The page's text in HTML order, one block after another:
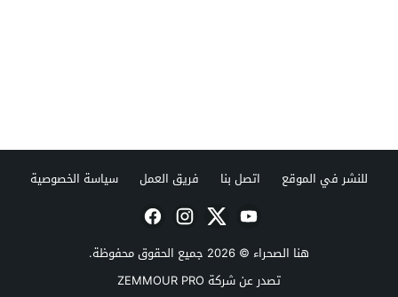
للنشر في الموقع اتصل بنا فريق العمل سياسة الخصوصية
هنا الصحراء © 2026 جميع الحقوق محفوظة.
تصدر عن شركة ZEMMOUR PRO